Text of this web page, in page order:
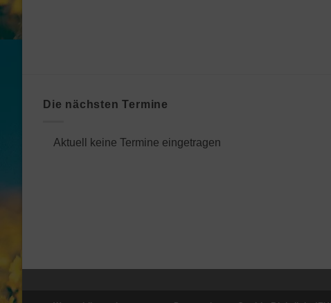
Die nächsten Termine
Aktuell keine Termine eingetragen